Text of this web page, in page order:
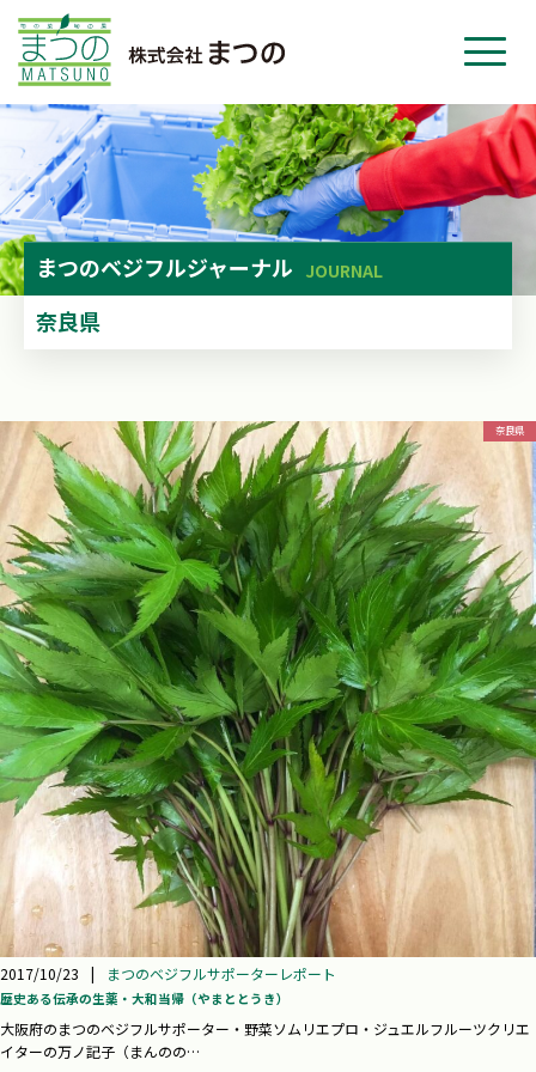
まつのベジフルジャーナル JOURNAL
奈良県
奈良県
2017/10/23 | まつのベジフルサポーターレポート
歴史ある伝承の生薬・大和当帰（やまととうき）
大阪府のまつのベジフルサポーター・野菜ソムリエプロ・ジュエルフルーツクリエ
イターの万ノ記子（まんのの…
ホーム
事業紹介
会社紹介
ニュース
お問い合わせ
採用・応募